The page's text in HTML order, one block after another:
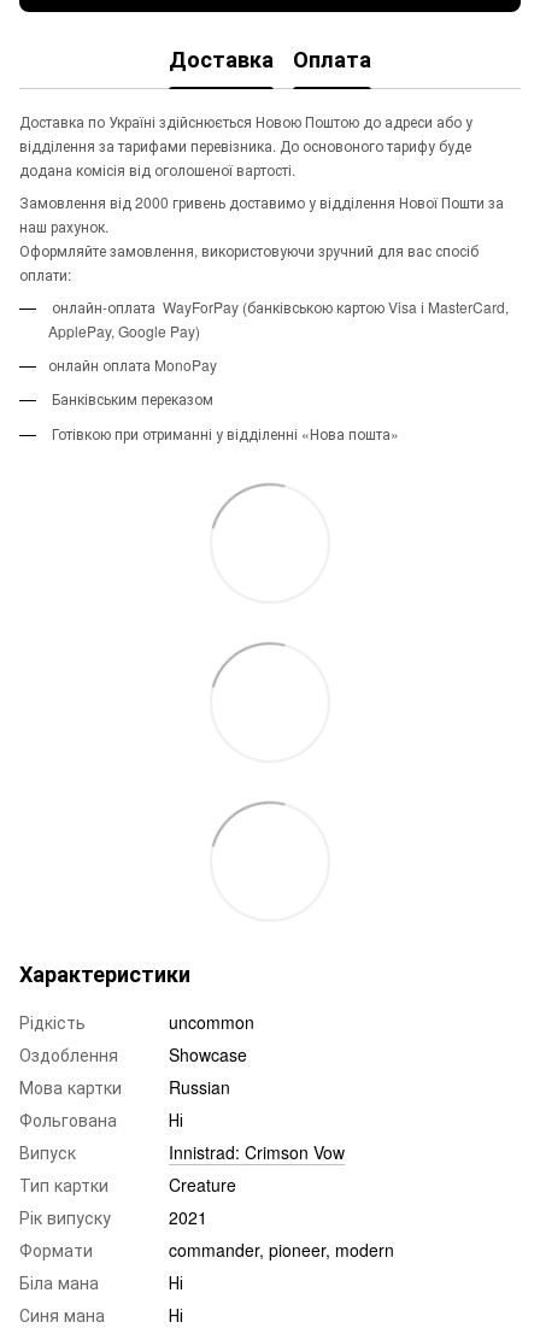
Доставка Оплата
Доставка по Україні здійснюється Новою Поштою до адреси або у
відділення за тарифами перевізника. До основоного тарифу буде
додана комісія від оголошеної вартості.
Замовлення від 2000 гривень доставимо у відділення Нової Пошти за
наш рахунок.
Оформляйте замовлення, використовуючи зручний для вас спосіб
оплати:
онлайн-оплата WayForPay (банківською картою Visa і MasterCard,
ApplePay, Google Pay)
онлайн оплата MonoPay
Банківським переказом
Готівкою при отриманні у відділенні «Нова пошта»
Характеристики
Рідкість
uncommon
Оздоблення
Showcase
Мова картки
Russian
Фольгована
Ні
Випуск
Innistrad: Crimson Vow
Тип картки
Creature
Рік випуску
2021
Формати
commander, pioneer, modern
Біла мана
Ні
Синя мана
Ні